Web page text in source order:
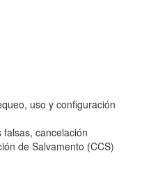
uso y configuración
cancelación
de Salvamento (CCS)